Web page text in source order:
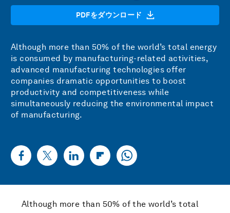
PDFをダウンロード
Although more than 50% of the world’s total energy
is consumed by manufacturing-related activities,
advanced manufacturing technologies offer
companies dramatic opportunities to boost
productivity and competitiveness while
simultaneously reducing the environmental impact
of manufacturing.
Although more than 50% of the world’s total